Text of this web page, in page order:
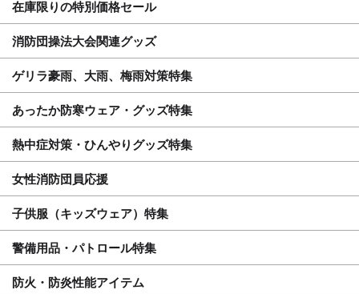
在庫限りの特別価格セール
消防団操法大会関連グッズ
ゲリラ豪雨、大雨、梅雨対策特集
あったか防寒ウェア・グッズ特集
熱中症対策・ひんやりグッズ特集
女性消防団員応援
子供服（キッズウェア）特集
警備用品・パトロール特集
防火・防炎性能アイテム